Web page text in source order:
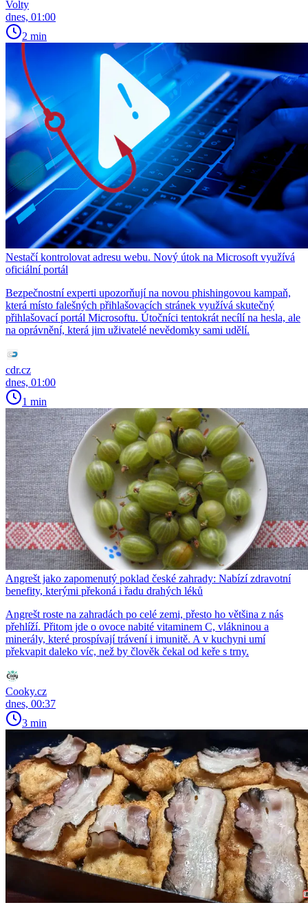
Volty
dnes, 01:00
2 min
Nestačí kontrolovat adresu webu. Nový útok na Microsoft využívá
oficiální portál
Bezpečnostní experti upozorňují na novou phishingovou kampaň,
která místo falešných přihlašovacích stránek využívá skutečný
přihlašovací portál Microsoftu. Útočníci tentokrát necílí na hesla, ale
na oprávnění, která jim uživatelé nevědomky sami udělí.
cdr.cz
dnes, 01:00
1 min
Angrešt jako zapomenutý poklad české zahrady: Nabízí zdravotní
benefity, kterými překoná i řadu drahých léků
Angrešt roste na zahradách po celé zemi, přesto ho většina z nás
přehlíží. Přitom jde o ovoce nabité vitaminem C, vlákninou a
minerály, které prospívají trávení i imunitě. A v kuchyni umí
překvapit daleko víc, než by člověk čekal od keře s trny.
Cooky.cz
dnes, 00:37
3 min